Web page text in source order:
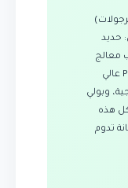
حديد
معالج
ضد الرطوبة والحشرات، قماش PVC عالي
وبولي
هذه
تدوم